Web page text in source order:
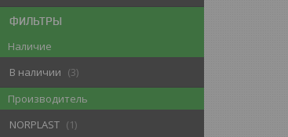
ФИЛЬТРЫ
Наличие
В наличии
3
Производитель
NORPLAST
1